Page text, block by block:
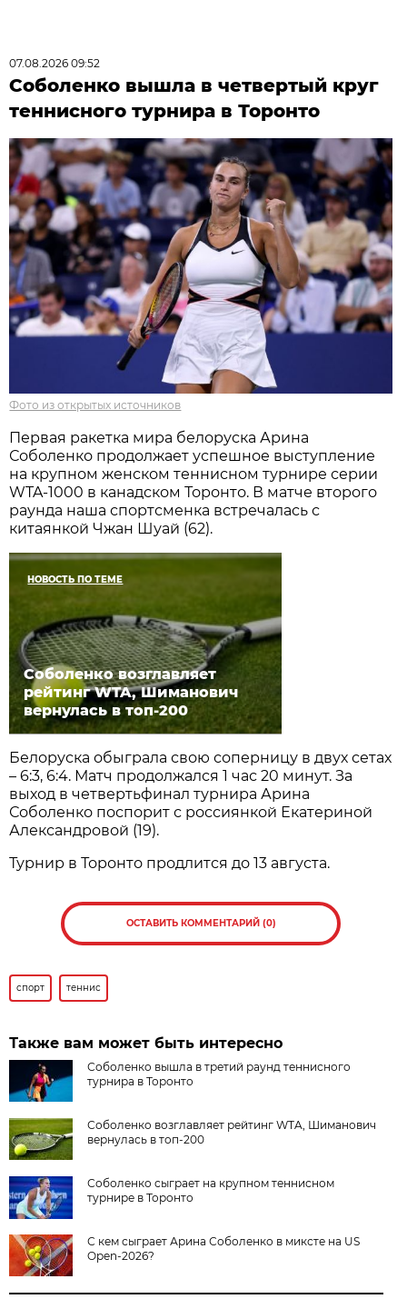
07.08.2026 09:52
Соболенко вышла в четвертый круг
теннисного турнира в Торонто
Фото из открытых источников
Первая ракетка мира белоруска Арина
Соболенко продолжает успешное выступление
на крупном женском теннисном турнире серии
WTA-1000 в канадском Торонто. В матче второго
раунда наша спортсменка встречалась с
китаянкой Чжан Шуай (62).
НОВОСТЬ ПО ТЕМЕ
Соболенко возглавляет
рейтинг WTA, Шиманович
вернулась в топ-200
Белоруска обыграла свою соперницу в двух сетах
– 6:3, 6:4. Матч продолжался 1 час 20 минут. За
выход в четвертьфинал турнира Арина
Соболенко поспорит с россиянкой Екатериной
Александровой (19).
Турнир в Торонто продлится до 13 августа.
ОСТАВИТЬ КОММЕНТАРИЙ (0)
спорт теннис
Также вам может быть интересно
Соболенко вышла в третий раунд теннисного
турнира в Торонто
Соболенко возглавляет рейтинг WTA, Шиманович
вернулась в топ-200
Соболенко сыграет на крупном теннисном
турнире в Торонто
С кем сыграет Арина Соболенко в миксте на US
Open-2026?